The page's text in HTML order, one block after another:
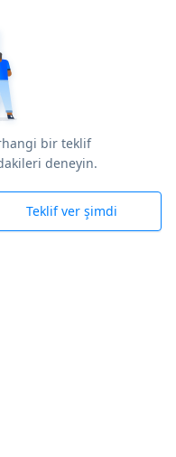
bir teklif
deneyin.
Teklif ver şimdi